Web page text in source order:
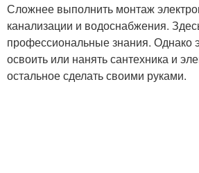
Сложнее выполнить монтаж
канализации и водоснабжения.
профессиональные знания. Однако
освоить или нанять сантехника и
остальное сделать своими руками.